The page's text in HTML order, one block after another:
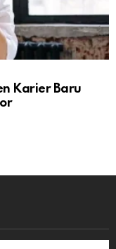
Karier Baru